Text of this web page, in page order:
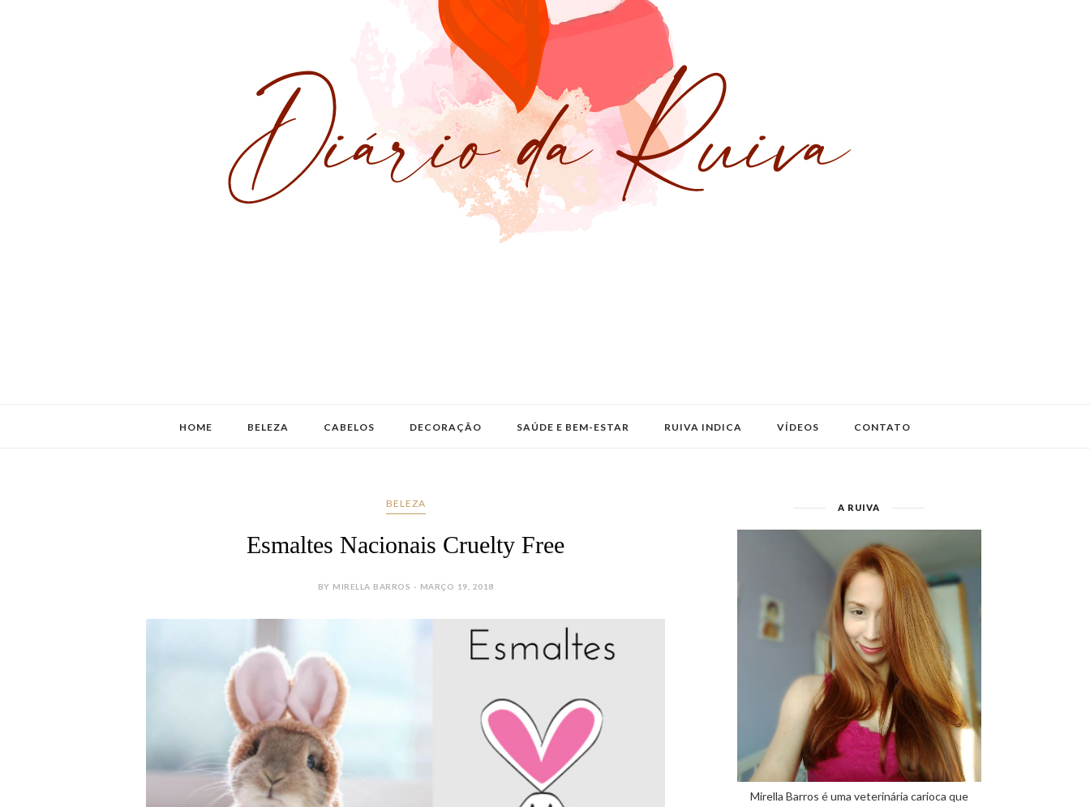
HOME BELEZA CABELOS DECORAÇÃO SAÚDE E BEM-ESTAR RUIVA INDICA VÍDEOS CONTATO
BELEZA
Esmaltes Nacionais Cruelty Free
BY MIRELLA BARROS - MARÇO 19, 2018
A RUIVA
Mirella Barros é uma veterinária carioca que